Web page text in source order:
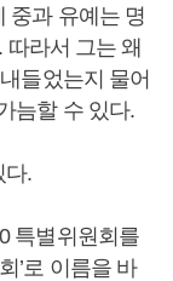
중과 유예는 명
따라서 그는 왜
들었는지 물어
늠할 수 있다.
다.
특별위원회를
’로 이름을 바